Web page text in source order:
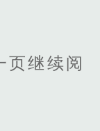
页继续阅